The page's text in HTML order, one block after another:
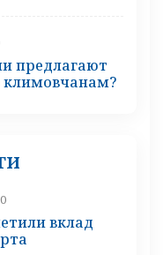
предлагают
климовчанам?
вклад